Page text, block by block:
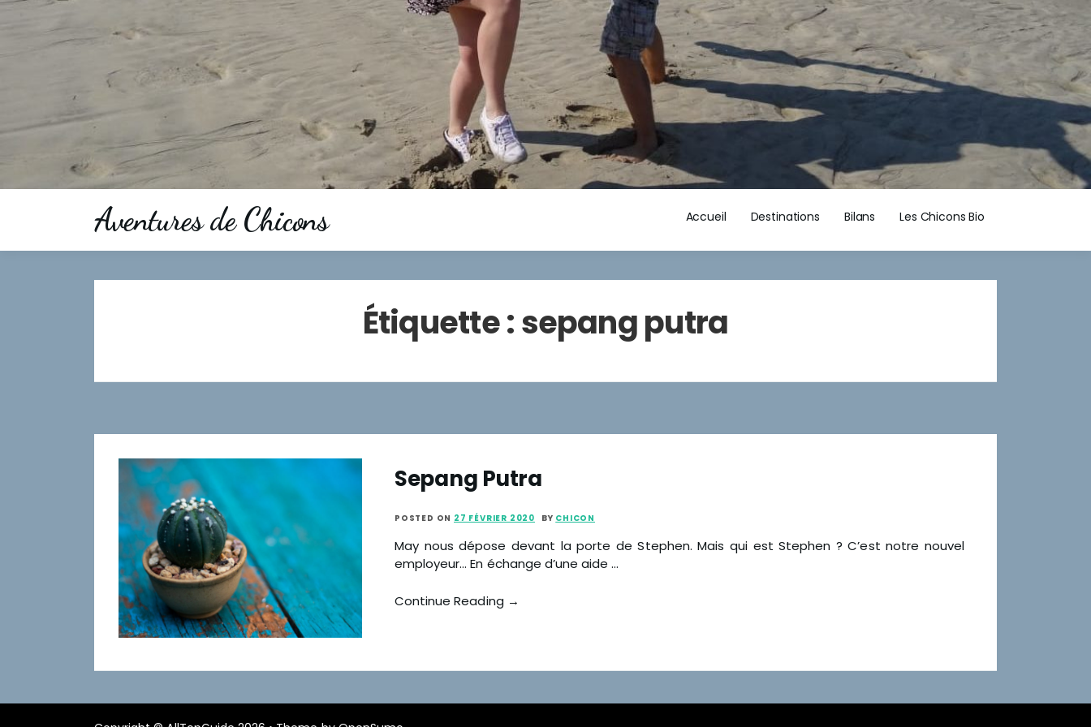
Aventures de Chicons Accueil Destinations Bilans Les Chicons Bio
Étiquette :sepang putra
Sepang Putra
POSTED ON 27 FÉVRIER 2020 BY CHICON
May nous dépose devant la porte de Stephen. Mais qui est Stephen ? C’est notre nouvel
employeur… En échange d’une aide …
Continue Reading →